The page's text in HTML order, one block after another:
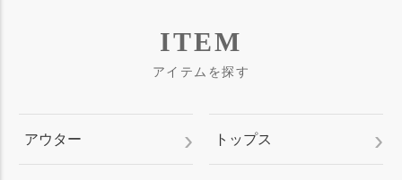
ITEM
アイテムを探す
アウター トップス